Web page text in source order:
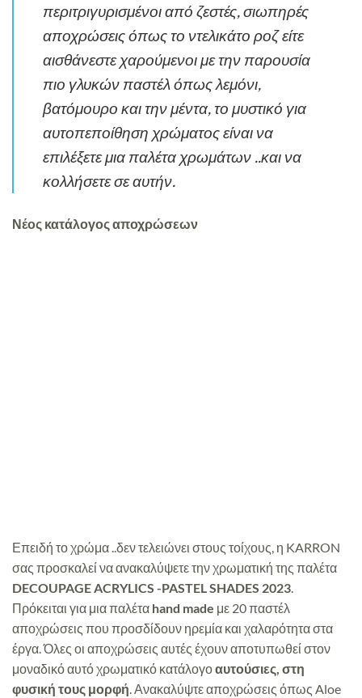
περιτριγυρισμένοι από ζεστές, σιωπηρές
αποχρώσεις όπως το ντελικάτο ροζ είτε
αισθάνεστε χαρούμενοι με την παρουσία
πιο γλυκών παστέλ όπως λεμόνι,
βατόμουρο και την μέντα, το μυστικό για
αυτοπεποίθηση χρώματος είναι να
επιλέξετε μια παλέτα χρωμάτων ..και να
κολλήσετε σε αυτήν.
Νέος κατάλογος αποχρώσεων
Επειδή το χρώμα ..δεν τελειώνει στους τοίχους, η KARRON
σας προσκαλεί να ανακαλύψετε την χρωματική της παλέτα
DECOUPAGE ACRYLICS -PASTEL SHADES 2023.
Πρόκειται για μια παλέτα hand made με 20 παστέλ
αποχρώσεις που προσδίδουν ηρεμία και χαλαρότητα στα
έργα. Όλες οι αποχρώσεις αυτές έχουν αποτυπωθεί στον
μοναδικό αυτό χρωματικό κατάλογοαυτούσιες, στη
φυσική τους μορφή. Ανακαλύψτε αποχρώσεις όπως Aloe